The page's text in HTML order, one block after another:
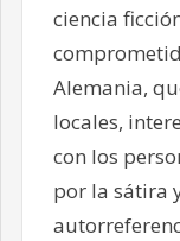
ciencia
Alemania,
locales,
con los
por la sátira